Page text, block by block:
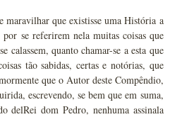
maravilhar que existisse uma História a
por se referirem nela muitas coisas que
calassem, quanto chamar-se a esta que
tão sabidas, certas e notórias, que
que o Autor deste Compêndio,
escrevendo, se bem que em suma,
delRei dom Pedro, nenhuma assinala